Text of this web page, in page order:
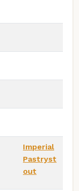
Imperial
Pastryst
out